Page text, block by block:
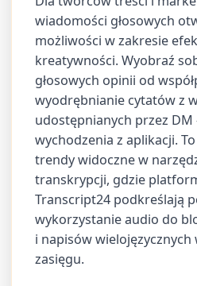
wiadomości głosowych
możliwości w zakresie
kreatywności. Wyobraź
głosowych opinii od
wyodrębnianie cytatów z
udostępnianych przez DM
wychodzenia z aplikacji.
trendy widoczne w
transkrypcji, gdzie
Transcript24 podkreślają
wykorzystanie audio do
i napisów wielojęzycznych
zasięgu.